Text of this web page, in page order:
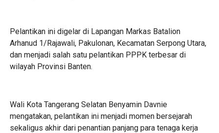
Pelantikan ini digelar di Lapangan Markas Batalion
Arhanud 1/Rajawali, Pakulonan, Kecamatan Serpong Utara,
dan menjadi salah satu pelantikan PPPK terbesar di
wilayah Provinsi Banten.
Wali Kota Tangerang Selatan Benyamin Davnie
mengatakan, pelantikan ini menjadi momen bersejarah
sekaligus akhir dari penantian panjang para tenaga kerja